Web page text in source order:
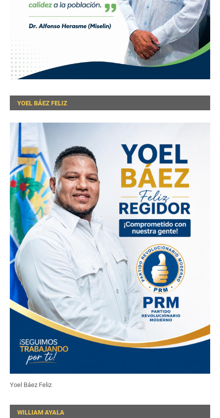
YOEL BÁEZ FELIZ
Yoel Báez Feliz
WILLIAM AYALA